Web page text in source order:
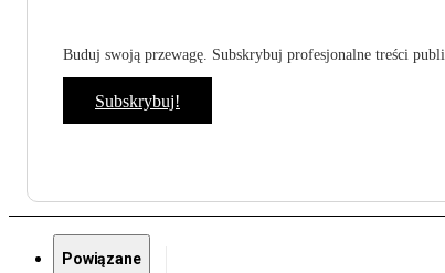
Buduj swoją przewagę. Subskrybuj profesjonalne treści
Subskrybuj!
Powiązane